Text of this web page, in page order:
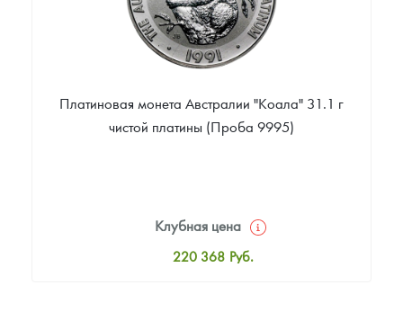
Платиновая монета Австралии "Коала" 31.1 г
чистой платины (Проба 9995)
Клубная цена
220 368 Руб.